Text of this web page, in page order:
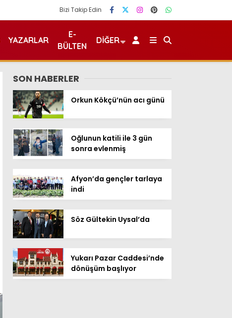
Bizi Takip Edin
YAZARLAR
E-
BÜLTEN
DIĞER
SON HABERLER
Orkun Kökçü’nün acı günü
Oğlunun katili ile 3 gün
sonra evlenmiş
Afyon’da gençler tarlaya
indi
Söz Gültekin Uysal’da
Yukarı Pazar Caddesi’nde
dönüşüm başlıyor